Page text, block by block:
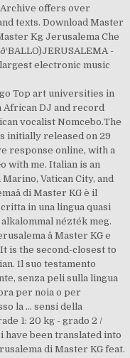
offers over
texts. Download Master
Kg Jerusalema Che
-
electronic music
Top art universities in
African DJ and record
vocalist Nomcebo.The
initially released on 29
response online, with a
with me. Italian is an
Vatican City, and
di Master KG è il
in una lingua quasi
nézték meg.
â Master KG e
is the second-closest to
Il suo testamento
senza peli sulla lingua
per noia o per
la ... sensi della
1: 20 kg - grado 2 /
have been translated into
di Master KG feat.